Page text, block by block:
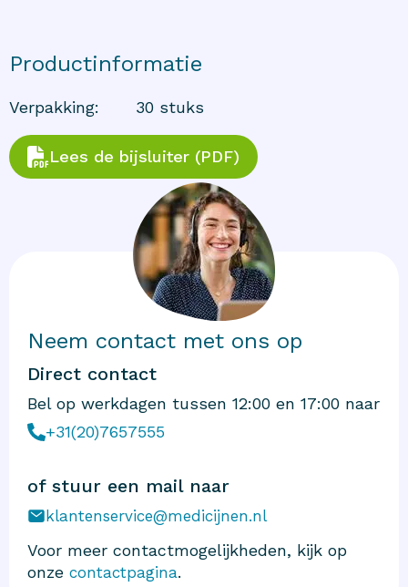
Productinformatie
Verpakking: 30 stuks
Lees de bijsluiter (PDF)
Neem contact met ons op
Direct contact
Bel op werkdagen tussen 12:00 en 17:00 naar
+31(20)7657555
of stuur een mail naar
klantenservice@medicijnen.nl
Voor meer contactmogelijkheden, kijk op
onze contactpagina.